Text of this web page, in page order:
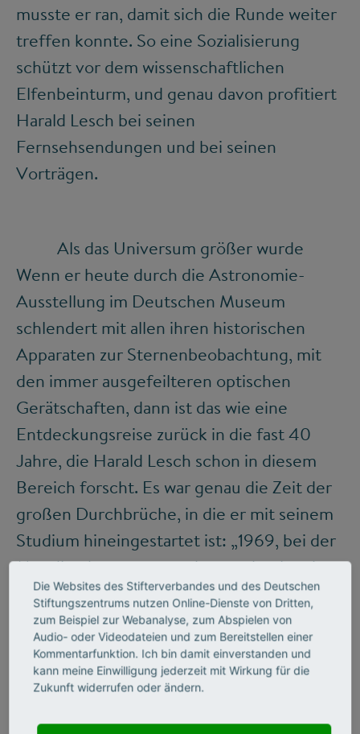
musste er ran, damit sich die Runde weiter
treffen konnte. So eine Sozialisierung
schützt vor dem wissenschaftlichen
Elfenbeinturm, und genau davon profitiert
Harald Lesch bei seinen
Fernsehsendungen und bei seinen
Vorträgen.
Als das Universum größer wurde
Wenn er heute durch die Astronomie-
Ausstellung im Deutschen Museum
schlendert mit allen ihren historischen
Apparaten zur Sternenbeobachtung, mit
den immer ausgefeilteren optischen
Gerätschaften, dann ist das wie eine
Entdeckungsreise zurück in die fast 40
Jahre, die Harald Lesch schon in diesem
Bereich forscht. Es war genau die Zeit der
großen Durchbrüche, in die er mit seinem
Studium hineingestartet ist: „1969, bei der
Mondlandung, waren schon mehr als zehn
Jahre vergangen, seit man angefangen
hatte, mehr als nur das sichtbare Licht und
die Radiostrahlen zu verwenden, um zum
Beispiel die Milchstraße zu untersuchen.
1963 wurden die Quasare entdeckt, damit
wurden zum ersten Mal die Schwarzen
Die Websites des Stifterverbandes und des Deutschen
Stiftungszentrums nutzen Online-Dienste von Dritten,
zum Beispiel zur Webanalyse, zum Abspielen von
Audio- oder Videodateien und zum Bereitstellen einer
Kommentarfunktion. Ich bin damit einverstanden und
kann meine Einwilligung jederzeit mit Wirkung für die
Zukunft widerrufen oder ändern.